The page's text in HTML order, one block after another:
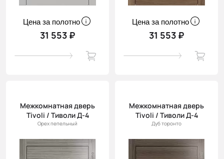
Цена за полотно
31 553 ₽
Цена за полотно
31 553 ₽
Межкомнатная дверь
Tivoli / Тиволи Д-4
Орех пепельный
Межкомнатная дверь
Tivoli / Тиволи Д-4
Дуб торонто